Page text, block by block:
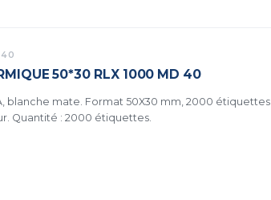
40
50*30 RLX 1000 MD 40
blanche mate. Format 50X30 mm, 2000 étiquettes
Quantité : 2000 étiquettes.